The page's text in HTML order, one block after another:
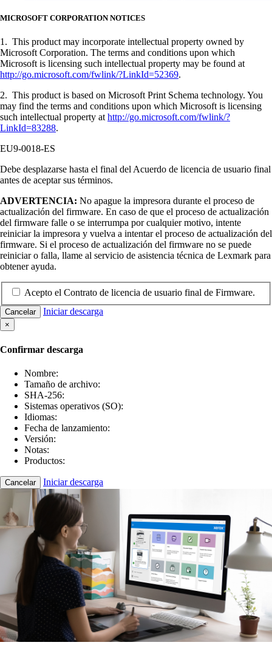
MICROSOFT CORPORATION NOTICES
1. This product may incorporate intellectual property owned by
Microsoft Corporation. The terms and conditions upon which
Microsoft is licensing such intellectual property may be found at
http://go.microsoft.com/fwlink/?LinkId=52369.
2. This product is based on Microsoft Print Schema technology. You
may find the terms and conditions upon which Microsoft is licensing
such intellectual property at http://go.microsoft.com/fwlink/?
LinkId=83288.
EU9-0018-ES
Debe desplazarse hasta el final del Acuerdo de licencia de usuario final
antes de aceptar sus términos.
ADVERTENCIA: No apague la impresora durante el proceso de
actualización del firmware. En caso de que el proceso de actualización
del firmware falle o se interrumpa por cualquier motivo, intente
reiniciar la impresora y vuelva a intentar el proceso de actualización del
firmware. Si el proceso de actualización del firmware no se puede
reiniciar o falla, llame al servicio de asistencia técnica de Lexmark para
obtener ayuda.
Acepto el Contrato de licencia de usuario final de Firmware.
Cancelar Iniciar descarga
×
Confirmar descarga
Nombre:
Tamaño de archivo:
SHA-256:
Sistemas operativos (SO):
Idiomas:
Fecha de lanzamiento:
Versión:
Notas:
Productos:
Cancelar Iniciar descarga